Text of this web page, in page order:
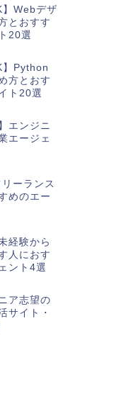
】Webデザ
とおすす
20選
】Python
方とおす
ト20選
エンジニ
エージェ
ーランス
めのエー
経験から
人におす
ント4選
ア志望の
サイト・